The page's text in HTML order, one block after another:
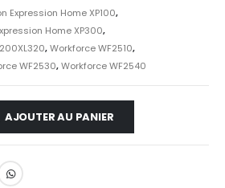
Expression Home XP100,
Home XP300,
,Workforce WF2510,
WF2530,Workforce WF2540
AJOUTER AU PANIER